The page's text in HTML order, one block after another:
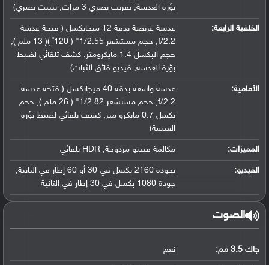
بؤرة العدسة, تقريب بصري 3 مرات, تثبيت بصري)
الخلفية الرابعة:
عدسة عريضة بدقة 12 ميجابكسل ( فتحة عدسة
f/2.2, حجم مستشعر 1/2.55" ( 120˚ )( 13 ملم ),
حجم البكسل 1.4 مايكرومتر, كشف تلقائي لضبط
بؤرة العدسة, فيديو فائق الثبات)
الأمامية:
عدسة واسعة بدقة 40 ميجابكسل ( فتحة عدسة
f/2.2, حجم مستشعر 1/2.82" ( 26 ملم ), حجم
بكسل 0.7 مايكرو متر, كشف تلقائي لضبط بؤرة
العدسة)
المميزات: مكالمة فيديو مزدوجة, HDR تلقائي
الفيديو:
بجودة 2160 بكسل في 30 أو 60 إطار في الثانية,
جودة 1080 بكسل في 30 إطار في الثانية
الصوت
جاك 3.5 مم: نعم